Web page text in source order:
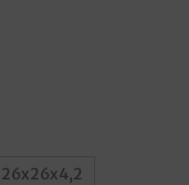
26x26x4,2